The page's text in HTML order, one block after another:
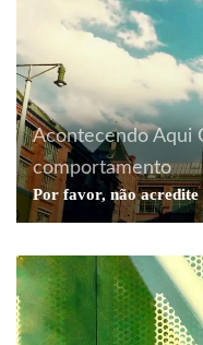
Acontecendo Aqui
comportamento
Por favor, não